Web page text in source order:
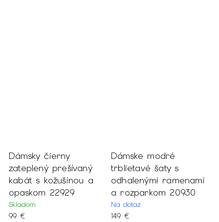
Dámsky čierny
zateplený prešívaný
kabát s kožušinou a
opaskom 22929
Skladom
99 €
Dámske modré
trblietavé šaty s
odhalenými ramenami
a rozparkom 20930
Na dotaz
149 €